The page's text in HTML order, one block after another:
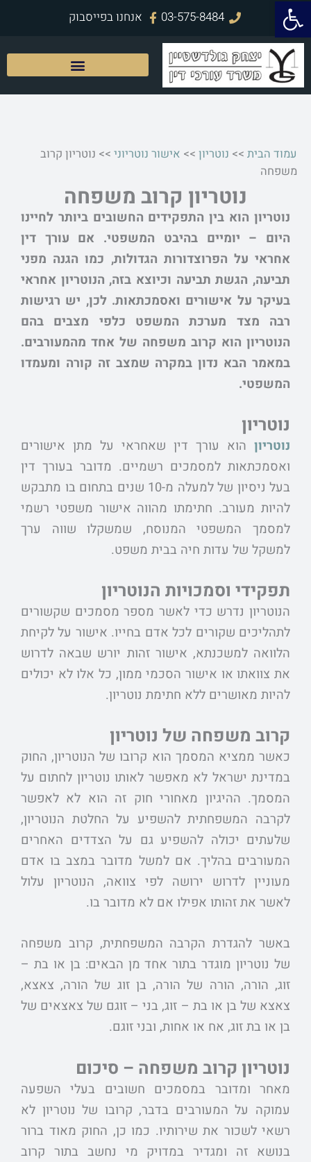
פתח סרגל נגישות
דילוג
לתוכן
03-575-8484 אנחנו בפייסבוק
עמוד הבית >> נוטריון >> אישור נוטריוני >> נוטריון קרוב
משפחה
נוטריון קרוב משפחה
נוטריון הוא בין התפקידים החשובים ביותר לחיינו
היום – יומיים בהיבט המשפטי. אם עורך דין
אחראי על הפרוצדורות הגדולות, כמו הגנה מפני
תביעה, הגשת תביעה וכיוצא בזה, הנוטריון אחראי
בעיקר על אישורים ואסמכתאות. לכן, יש רגישות
רבה מצד מערכת המשפט כלפי מצבים בהם
הנוטריון הוא קרוב משפחה של אחד מהמעורבים.
במאמר הבא נדון במקרה שמצב זה קורה ומעמדו
המשפטי.
נוטריון
נוטריון הוא עורך דין שאחראי על מתן אישורים
ואסמכתאות למסמכים רשמיים. מדובר בעורך דין
בעל ניסיון של למעלה מ-10 שנים בתחום בו מתבקש
להיות מעורב. חתימתו מהווה אישור משפטי רשמי
למסמך המשפטי המנוסח, שמשקלו שווה ערך
למשקל של עדות חיה בבית משפט.
תפקידי וסמכויות הנוטריון
הנוטריון נדרש כדי לאשר מספר מסמכים שקשורים
לתהליכים שקורים לכל אדם בחייו. אישור על לקיחת
הלוואה למשכנתא, אישור זהות יורש שבאה לדרוש
את צוואתו או אישור הסכמי ממון, כל אלו לא יכולים
להיות מאושרים ללא חתימת נוטריון.
קרוב משפחה של נוטריון
כאשר ממציא המסמך הוא קרובו של הנוטריון, החוק
במדינת ישראל לא מאפשר לאותו נוטריון לחתום על
המסמך. ההיגיון מאחורי חוק זה הוא לא לאפשר
לקרבה המשפחתית להשפיע על החלטת הנוטריון,
שלעתים יכולה להשפיע גם על הצדדים האחרים
המעורבים בהליך. אם למשל מדובר במצב בו אדם
מעוניין לדרוש ירושה לפי צוואה, הנוטריון עלול
לאשר את זהותו אפילו אם לא מדובר בו.
באשר להגדרת הקרבה המשפחתית, קרוב משפחה
של נוטריון מוגדר בתור אחד מן הבאים: בן או בת –
זוג, הורה, הורה של הורה, בן זוג של הורה, צאצא,
צאצא של בן או בת – זוג, בני – זוגם של צאצאים של
בן או בת זוג, אח או אחות, ובני זוגם.
נוטריון קרוב משפחה – סיכום
מאחר ומדובר במסמכים חשובים בעלי השפעה
עמוקה על המעורבים בדבר, קרובו של נוטריון לא
רשאי לשכור את שירותיו. כמו כן, החוק מאוד ברור
בנושא זה ומגדיר במדויק מי נחשב בתור קרוב